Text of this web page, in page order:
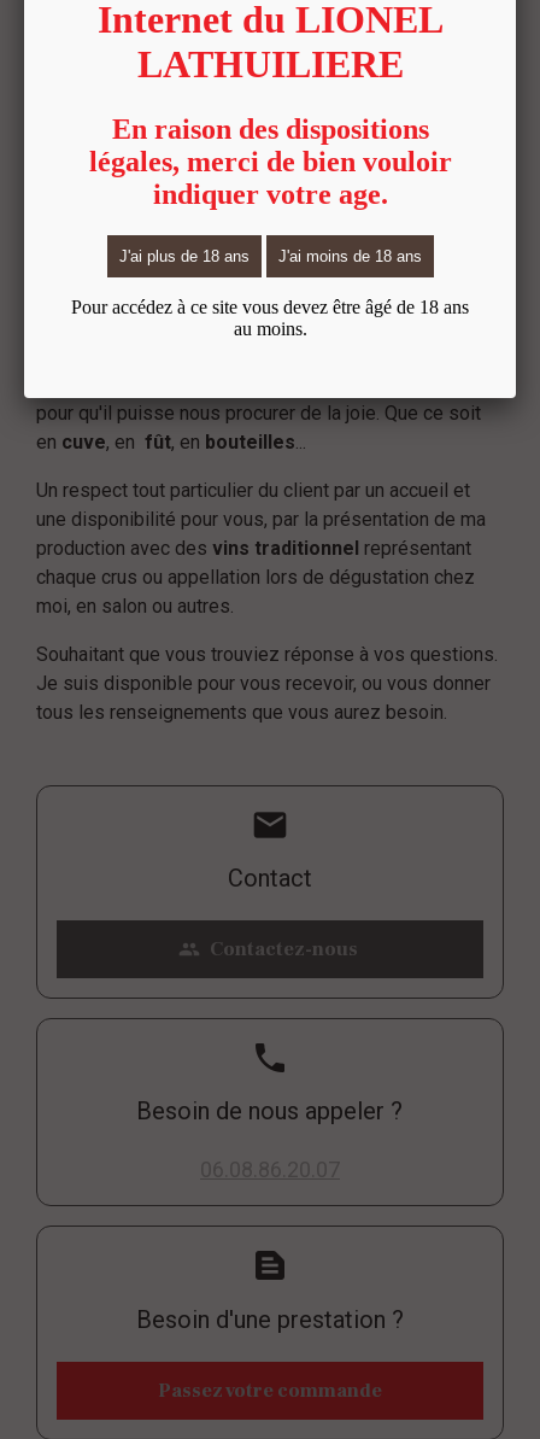
d'elle, de sa composition, c'est pourquoi afin de
raisonnée. En effet, j'adapte mes traitements
seulement suivant le besoin nécessaire dû à la météo,
ou au risque pour la vigne mais pas en systématique.
Respect de la typicité de chaque terroir.
vendanges sont réalisées à la main par vingt à
trente personnes. Puis viens l'élevage de mon vin
est comme un enfant, il faut lui laisser le temps de
pour qu'il puisse nous procurer de la joie. Que ce soit
en cuve, en fût, en bouteilles
Un respect tout particulier du client par un accueil et
une disponibilité pour vous, par la présentation de ma
production avec des vins traditionnel représentant
chaque crus ou appellation lors de dégustation chez
moi, en salon ou autres.
Souhaitant que vous trouviez réponse à vos questions.
Je suis disponible pour vous recevoir, ou vous donner
tous les renseignements que vous aurez besoin.
mail
Contact
people Contactez-nous
phone
Besoin de nous appeler ?
text_snippet
Besoin d'une prestation ?
Passez votre commande